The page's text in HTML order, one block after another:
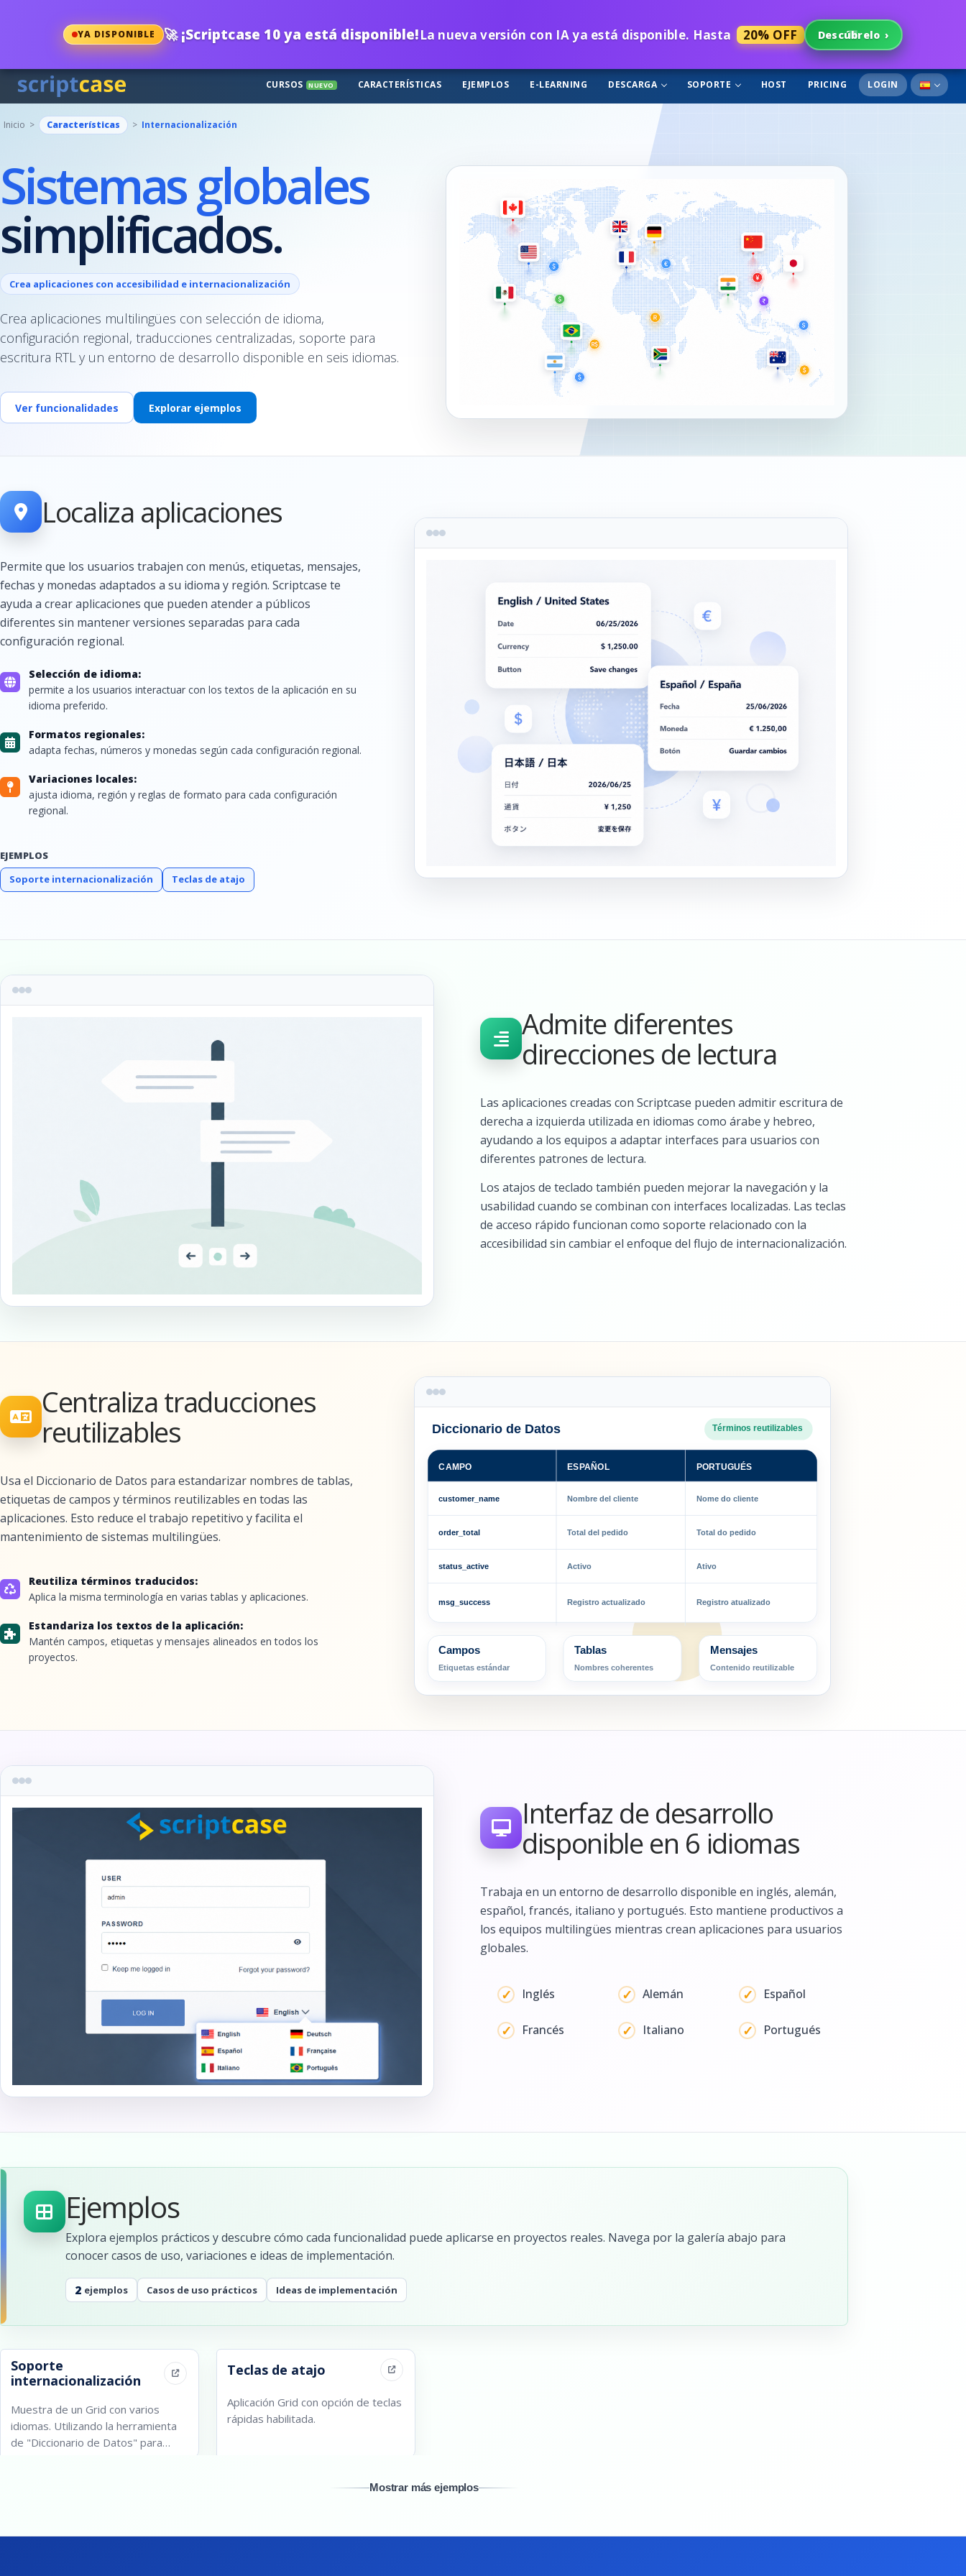
YA DISPONIBLE 🚀¡Scriptcase 10 ya está disponible!La nueva versión con IA ya está disponible. Hasta 20% OFF Descúbrelo ›
CURSOS NUEVO CARACTERÍSTICAS EJEMPLOS E-LEARNING DESCARGA SOPORTE HOST PRICING LOGIN
Inicio > Características > Internacionalización
Sistemas globales
simplificados.
Crea aplicaciones con accesibilidad e internacionalización
Crea aplicaciones multilingües con selección de idioma,
configuración regional, traducciones centralizadas, soporte para
escritura RTL y un entorno de desarrollo disponible en seis idiomas.
Ver funcionalidades Explorar ejemplos
Localiza aplicaciones
Permite que los usuarios trabajen con menús, etiquetas, mensajes,
fechas y monedas adaptados a su idioma y región. Scriptcase te
ayuda a crear aplicaciones que pueden atender a públicos
diferentes sin mantener versiones separadas para cada
configuración regional.
Selección de idioma:
permite a los usuarios interactuar con los textos de la aplicación en su
idioma preferido.
Formatos regionales:
adapta fechas, números y monedas según cada configuración regional.
Variaciones locales:
ajusta idioma, región y reglas de formato para cada configuración
regional.
EJEMPLOS
Soporte internacionalización
Teclas de atajo
Admite diferentes
direcciones de lectura
Las aplicaciones creadas con Scriptcase pueden admitir escritura de
derecha a izquierda utilizada en idiomas como árabe y hebreo,
ayudando a los equipos a adaptar interfaces para usuarios con
diferentes patrones de lectura.
Los atajos de teclado también pueden mejorar la navegación y la
usabilidad cuando se combinan con interfaces localizadas. Las teclas
de acceso rápido funcionan como soporte relacionado con la
accesibilidad sin cambiar el enfoque del flujo de internacionalización.
Centraliza traducciones
reutilizables
Usa el Diccionario de Datos para estandarizar nombres de tablas,
etiquetas de campos y términos reutilizables en todas las
aplicaciones. Esto reduce el trabajo repetitivo y facilita el
mantenimiento de sistemas multilingües.
Reutiliza términos traducidos:
Aplica la misma terminología en varias tablas y aplicaciones.
Estandariza los textos de la aplicación:
Mantén campos, etiquetas y mensajes alineados en todos los
proyectos.
Diccionario de Datos Términos reutilizables
CAMPO ESPAÑOL PORTUGUÉS
customer_name Nombre del cliente Nome do cliente
order_total Total del pedido Total do pedido
status_active Activo Ativo
msg_success Registro actualizado Registro atualizado
Campos
Etiquetas estándar
Tablas
Nombres coherentes
Mensajes
Contenido reutilizable
Interfaz de desarrollo
disponible en 6 idiomas
Trabaja en un entorno de desarrollo disponible en inglés, alemán,
español, francés, italiano y portugués. Esto mantiene productivos a
los equipos multilingües mientras crean aplicaciones para usuarios
globales.
Inglés Alemán Español
Francés Italiano Portugués
Ejemplos
Explora ejemplos prácticos y descubre cómo cada funcionalidad puede aplicarse en proyectos reales. Navega por la galería abajo para
conocer casos de uso, variaciones e ideas de implementación.
2 ejemplos Casos de uso prácticos Ideas de implementación
Soporte
internacionalización
Muestra de un Grid con varios
idiomas. Utilizando la herramienta
de "Diccionario de Datos" para
Teclas de atajo
Aplicación Grid con opción de teclas
rápidas habilitada.
Mostrar más ejemplos